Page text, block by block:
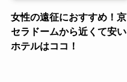
女性の遠征におすすめ！京
セラドームから近くて安い
ホテルはココ！